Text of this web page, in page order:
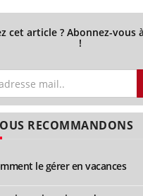
cet article ? Abonnez-vous
!
RECOMMANDONS
le gérer en vacances